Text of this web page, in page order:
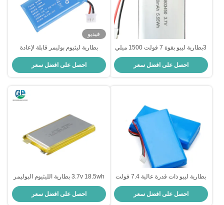
3بطارية ليبو بقوة 7 فولت 1500 ميلي
أمبير مع عمر دورة 500 مرة
احصل على افضل سعر
فيديو
بطارية ليثيوم بوليمر قابلة لإعادة
الشحن معتمدة من UL بقوة 3.7 فولت
و 2000 مللي أمبير في الساعة
للأجهزة القابلة للارتداء
احصل على افضل سعر
بطارية ليبو ذات قدرة عالية 7.4 فولت
6Ah بطارية ليثيوم أيون بوليمر قابلة
لإعادة الشحن
احصل على افضل سعر
3.7v 18.5wh بطارية الليثيوم البوليمر
المخصصة 5000mah 105085
احصل على افضل سعر